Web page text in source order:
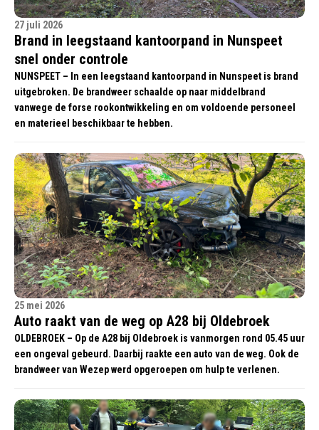
27 juli 2026
Brand in leegstaand kantoorpand in Nunspeet
snel onder controle
NUNSPEET – In een leegstaand kantoorpand in Nunspeet is brand
uitgebroken. De brandweer schaalde op naar middelbrand
vanwege de forse rookontwikkeling en om voldoende personeel
en materieel beschikbaar te hebben.
25 mei 2026
Auto raakt van de weg op A28 bij Oldebroek
OLDEBROEK – Op de A28 bij Oldebroek is vanmorgen rond 05.45 uur
een ongeval gebeurd. Daarbij raakte een auto van de weg. Ook de
brandweer van Wezep werd opgeroepen om hulp te verlenen.